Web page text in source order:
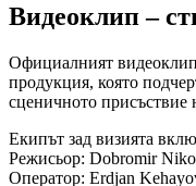
Видеоклип –
Официалният
продукция, която
сценичното
Екипът зад визията
Режисьор: Dobromir
Оператор: Erdjan